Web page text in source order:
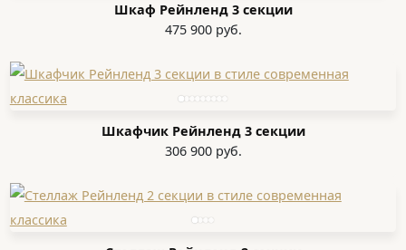
Шкаф Рейнленд 3 секции
475 900 руб.
Шкафчик Рейнленд 3 секции
306 900 руб.